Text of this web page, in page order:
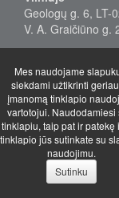
Geologų g. 6, LT-
V. A. Graičiūno g.
Didmeninės
Aurimas
Tel.: +370 655
Vaidas
Tel.: +370 655
Žydrūnas
Tel.: +370 699
Mes naudojame
siekdami užtikrinti
įmanomą tinklapio
vartotojui. Naudodamiesi
tinklapiu, taip pat ir patekę
tinklapio jūs sutinkate su
naudojimu.
Sutinku